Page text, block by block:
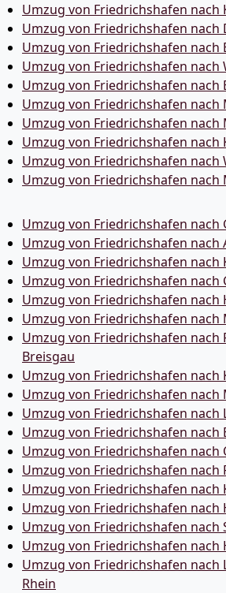
Umzug von Friedrichshafen nach
Umzug von Friedrichshafen nach
Umzug von Friedrichshafen nach
Umzug von Friedrichshafen nach
Umzug von Friedrichshafen nach
Umzug von Friedrichshafen nach
Umzug von Friedrichshafen nach
Umzug von Friedrichshafen nach
Umzug von Friedrichshafen nach
Umzug von Friedrichshafen nach
Umzug von Friedrichshafen nach
Umzug von Friedrichshafen nach
Umzug von Friedrichshafen nach
Umzug von Friedrichshafen nach
Umzug von Friedrichshafen nach
Umzug von Friedrichshafen nach
Umzug von Friedrichshafen nach
Breisgau
Umzug von Friedrichshafen nach
Umzug von Friedrichshafen nach
Umzug von Friedrichshafen nach
Umzug von Friedrichshafen nach
Umzug von Friedrichshafen nach
Umzug von Friedrichshafen nach
Umzug von Friedrichshafen nach
Umzug von Friedrichshafen nach
Umzug von Friedrichshafen nach
Umzug von Friedrichshafen nach
Umzug von Friedrichshafen nach
Rhein